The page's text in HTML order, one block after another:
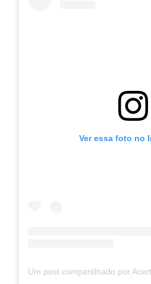
Ver essa foto no